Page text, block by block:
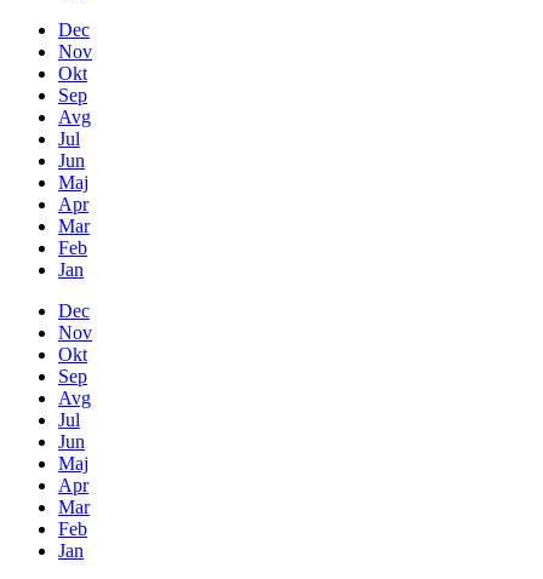
Dec
Nov
Okt
Sep
Avg
Jul
Jun
Maj
Apr
Mar
Feb
Jan
Dec
Nov
Okt
Sep
Avg
Jul
Jun
Maj
Apr
Mar
Feb
Jan